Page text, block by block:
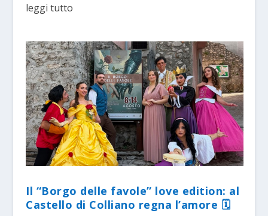
leggi tutto
Il “Borgo delle favole” love edition: al
Castello di Colliano regna l’amore 🗓